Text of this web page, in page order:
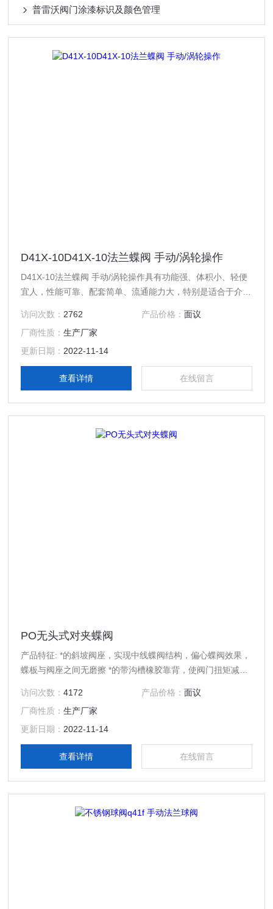
普雷沃阀门涂漆标识及颜色管理
D41X-10D41X-10法兰蝶阀 手动/涡轮操作
D41X-10法兰蝶阀 手动/涡轮操作具有功能强、体积小、轻便
宜人，性能可靠、配套简单、流通能力大，特别是适合于介质
品、环保、轻工、石油、造纸、化工、教学和科研设备、电力
等行业的工业自动控制系统中。
访问次数： 2762 产品价格： 面议
厂商性质：生产厂家
更新日期： 2022-11-14
查看详情 在线留言
PO无头式对夹蝶阀
产品特征: *的斜坡阀座，实现中线蝶阀结构，偏心蝶阀效果，
蝶板与阀座之间无磨擦 *的带沟槽橡胶靠背，使阀门扭矩减小
美标、英标、日标等多种法兰 V型阀轴密封圈，防止任何泄露
的可能 不锈钢防窜挡圈，确保终身安全 双段轴阀板，密封面
球型设计，确保低扭矩、大流量
访问次数：4172 产品价格： 面议
厂商性质：生产厂家
更新日期： 2022-11-14
查看详情 在线留言